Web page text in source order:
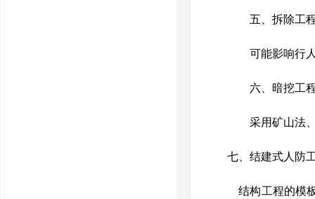
五、拆除工
可能影响行
六、暗挖工
采用矿山法
七、 结建式人防
结构工程的模